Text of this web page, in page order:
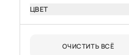
ЦВЕТ
ОЧИСТИТЬ ВСЁ